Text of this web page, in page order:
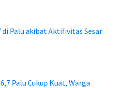
di Palu akibat Aktifivitas Sesar
Palu Cukup Kuat, Warga